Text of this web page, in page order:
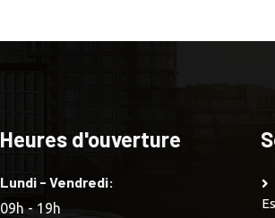
Heures d'ouverture
Lundi - Vendredi:
09h - 19h